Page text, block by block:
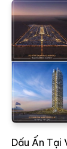
Dấu Ấn Tại